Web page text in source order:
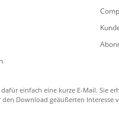
einfach eine kurze E-Mail. Sie
Download geäußerten Interesse